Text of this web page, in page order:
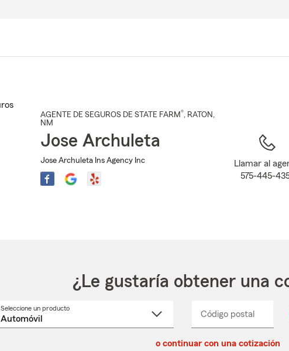
AGENTE DE SEGUROS DE STATE FARM®, RATON ,
NM
Jose Archuleta
Jose Archuleta Ins Agency Inc
Llamar al
575-445-
¿Le gustaría obtener una
Seleccione un productoSeleccione
Código postal
postal
postal
_____
o continuar con una cotización